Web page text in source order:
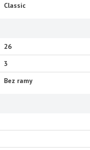
Classic
26
3
Bez ramy